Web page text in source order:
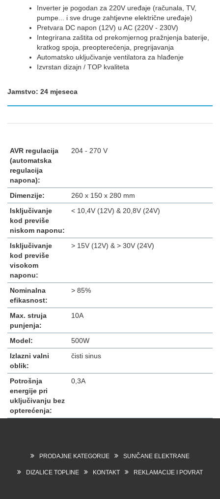
Inverter je pogodan za 220V uređaje (računala, TV,
pumpe... i sve druge zahtjevne električne uređaje)
Pretvara DC napon (12V) u AC (220V - 230V)
Integrirana zaštita od prekomjernog pražnjenja baterije,
kratkog spoja, preopterećenja, pregrijavanja
Automatsko uključivanje ventilatora za hlađenje
Izvrstan dizajn / TOP kvaliteta
Jamstvo: 24 mjeseca
AVR regulacija
(automatska
regulacija
napona):
204 - 270 V
Dimenzije:
260 x 150 x 280 mm
Isključivanje
kod previše
niskom naponu:
< 10,4V (12V) & 20,8V (24V)
Isključivanje
kod previše
visokom
naponu:
> 15V (12V) & > 30V (24V)
Nominalna
efikasnost:
> 85%
Max. struja
punjenja:
10A
Model:
500W
Izlazni valni
oblik:
čisti sinus
Potrošnja
energije pri
uključivanju bez
opterećenja:
0,3A
PRODAJNE KATEGORIJE SUNČANE ELEKTRANE
DIZALICE TOPLINE KONTAKT REKLAMACIJE I POVRAT